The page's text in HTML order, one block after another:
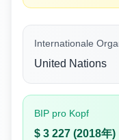
Internationale
United Nations
BIP pro Kopf
$ 3 227 (2018年)